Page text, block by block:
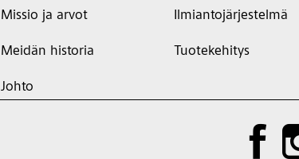
Missio ja arvot
Meidän historia
Johto
Ilmiantojärjestelmä
Tuotekehitys